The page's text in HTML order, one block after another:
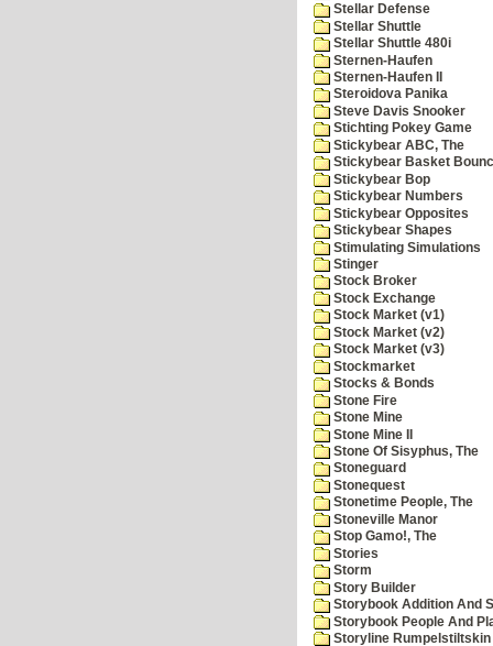
Stellar Defense
Stellar Shuttle
Stellar Shuttle 480i
Sternen-Haufen
Sternen-Haufen II
Steroidova Panika
Steve Davis Snooker
Stichting Pokey Game
Stickybear ABC, The
Stickybear Basket
Stickybear Bop
Stickybear Numbers
Stickybear Opposites
Stickybear Shapes
Stimulating Simulations
Stinger
Stock Broker
Stock Exchange
Stock Market (v1)
Stock Market (v2)
Stock Market (v3)
Stockmarket
Stocks & Bonds
Stone Fire
Stone Mine
Stone Mine II
Stone Of Sisyphus, The
Stoneguard
Stonequest
Stonetime People, The
Stoneville Manor
Stop Gamo!, The
Stories
Storm
Story Builder
Storybook Addition And
Storybook People And
Storyline Rumpelstiltskin